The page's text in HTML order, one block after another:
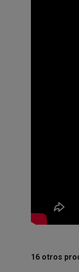
16 otros